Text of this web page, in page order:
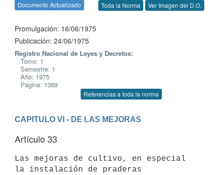
Documento Actualizado Toda la Norma Ver Imagen del D.O.
Promulgación: 16/06/1975
Publicación: 24/06/1975
Registro Nacional de Leyes y Decretos:
Tomo: 1
Semestre: 1
Año: 1975
Página: 1369
Referencias a toda la norma
CAPITULO VI - DE LAS MEJORAS
Artículo 33
Las mejoras de cultivo, en especial
la instalación de praderas